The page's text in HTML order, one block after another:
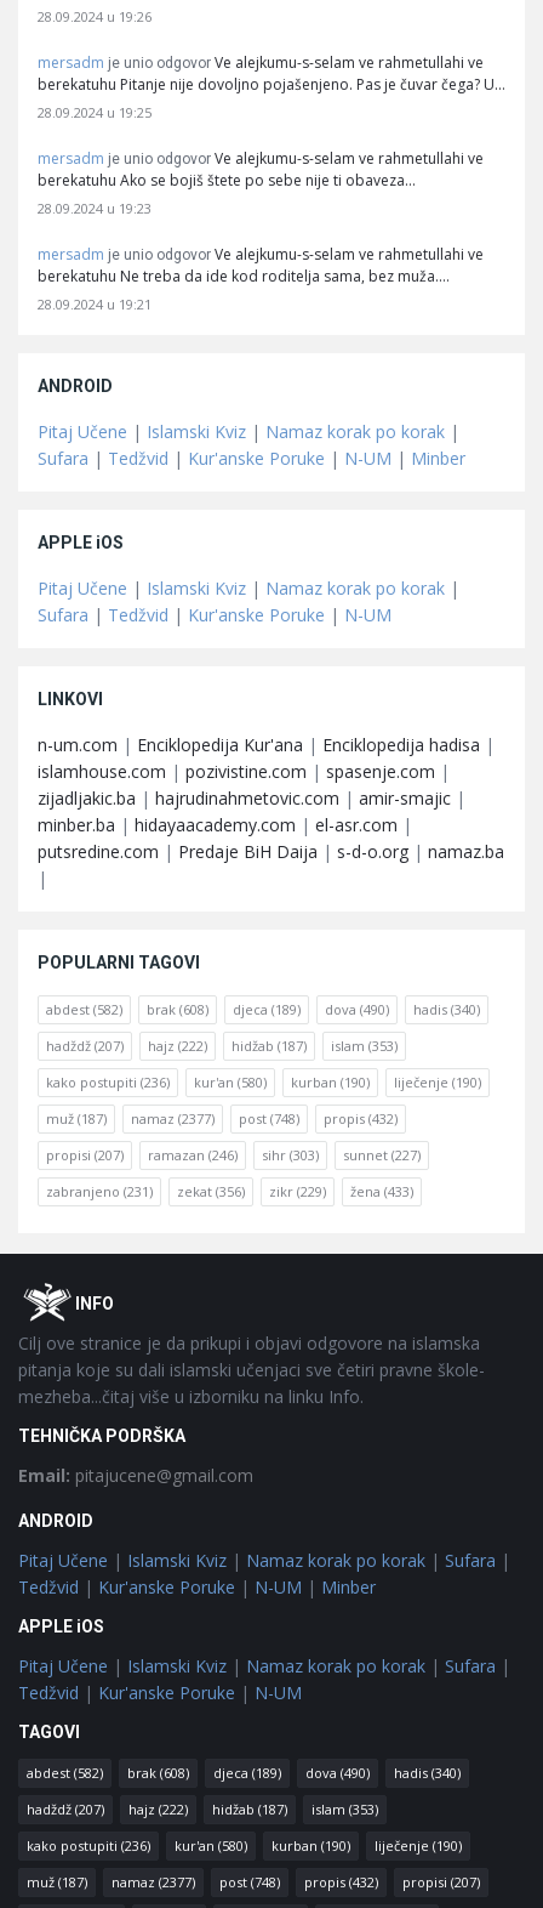
28.09.2024 u 19:26
mersadm je unio odgovor Ve alejkumu-s-selam ve rahmetullahi ve
berekatuhu Pitanje nije dovoljno pojašenjeno. Pas je čuvar čega? U…
28.09.2024 u 19:25
mersadm je unio odgovor Ve alejkumu-s-selam ve rahmetullahi ve
berekatuhu Ako se bojiš štete po sebe nije ti obaveza…
28.09.2024 u 19:23
mersadm je unio odgovor Ve alejkumu-s-selam ve rahmetullahi ve
berekatuhu Ne treba da ide kod roditelja sama, bez muža.…
28.09.2024 u 19:21
ANDROID
Pitaj Učene | Islamski Kviz | Namaz korak po korak |
Sufara | Tedžvid | Kur'anske Poruke | N-UM | Minber
APPLE iOS
Pitaj Učene | Islamski Kviz | Namaz korak po korak |
Sufara | Tedžvid | Kur'anske Poruke | N-UM
LINKOVI
n-um.com | Enciklopedija Kur'ana | Enciklopedija hadisa |
islamhouse.com | pozivistine.com | spasenje.com |
zijadljakic.ba | hajrudinahmetovic.com | amir-smajic |
minber.ba | hidayaacademy.com | el-asr.com |
putsredine.com | Predaje BiH Daija | s-d-o.org | namaz.ba
|
POPULARNI TAGOVI
abdest (582) brak (608) djeca (189) dova (490) hadis (340)
hadždž (207) hajz (222) hidžab (187) islam (353)
kako postupiti (236) kur'an (580) kurban (190) liječenje (190)
muž (187) namaz (2377) post (748) propis (432)
propisi (207) ramazan (246) sihr (303) sunnet (227)
zabranjeno (231) zekat (356) zikr (229) žena (433)
FooterOINFO
Cilj ove stranice je da prikupi i objavi odgovore na islamska
pitanja koje su dali islamski učenjaci sve četiri pravne škole-
mezheba...čitaj više u izborniku na linku Info.
TEHNIČKA PODRŠKA
Email: pitajucene@gmail.com
ANDROID
Pitaj Učene | Islamski Kviz | Namaz korak po korak | Sufara |
Tedžvid | Kur'anske Poruke | N-UM | Minber
APPLE iOS
Pitaj Učene | Islamski Kviz | Namaz korak po korak | Sufara |
Tedžvid | Kur'anske Poruke | N-UM
TAGOVI
abdest (582) brak (608) djeca (189) dova (490) hadis (340)
hadždž (207) hajz (222) hidžab (187) islam (353)
kako postupiti (236) kur'an (580) kurban (190) liječenje (190)
muž (187) namaz (2377) post (748) propis (432) propisi (207)